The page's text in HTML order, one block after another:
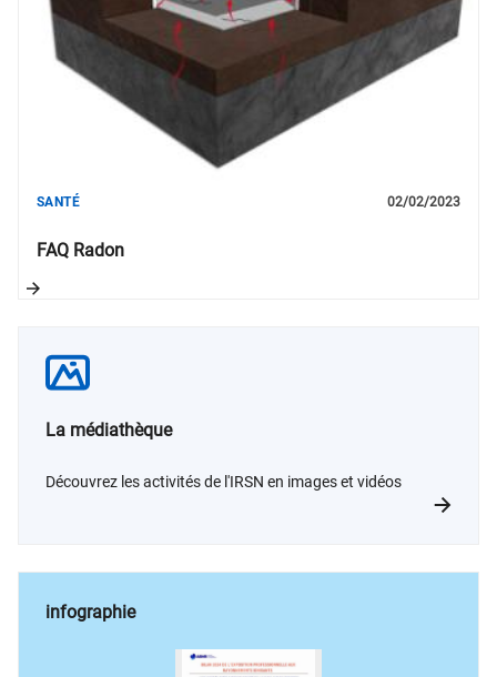
FAQ Radon
SANTÉ 02/02/2023
La médiathèque
Découvrez les activités de l'IRSN en images et vidéos
infographie